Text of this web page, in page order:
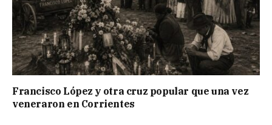
Francisco López y otra cruz popular que una vez
veneraron en Corrientes